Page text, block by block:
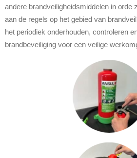
andere brandveiligheidsmiddelen in orde
aan de regels op het gebied van
het periodiek onderhouden, controleren
brandbeveiliging voor een veilige